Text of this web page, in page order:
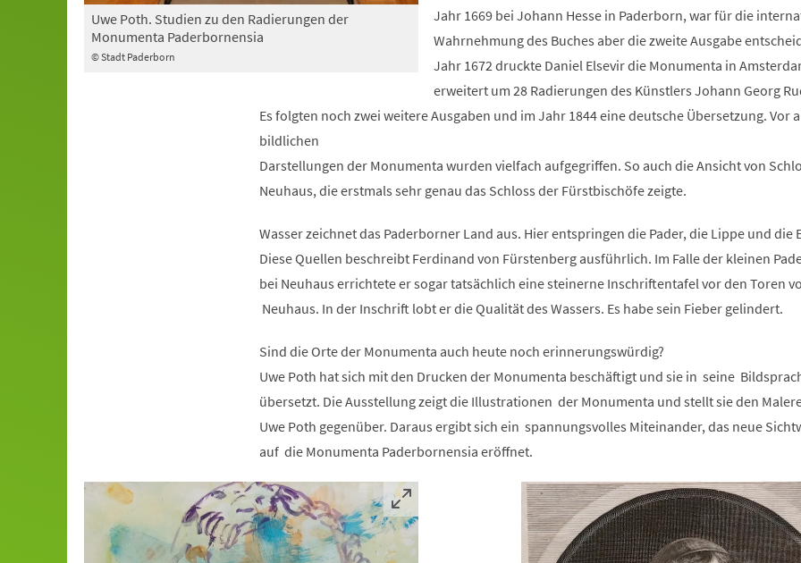
© Stadt Paderborn
Uwe Poth. Studien zu den Radierungen der
Monumenta Paderbornensia
Jahr 1669 bei Johann Hesse in Paderborn, war für die
Wahrnehmung des Buches aber die zweite Ausgabe
Jahr 1672 druckte Daniel Elsevir die Monumenta in
erweitert um 28 Radierungen des Künstlers Johann Georg
Es folgten noch zwei weitere Ausgaben und im Jahr 1844 eine deutsche Übersetzung. Vor
bildlichen
Darstellungen der Monumenta wurden vielfach aufgegriffen. So auch die Ansicht von
Neuhaus, die erstmals sehr genau das Schloss der Fürstbischöfe zeigte.
Wasser zeichnet das Paderborner Land aus. Hier entspringen die Pader, die Lippe und die
Diese Quellen beschreibt Ferdinand von Fürstenberg ausführlich. Im Falle der kleinen
bei Neuhaus errichtete er sogar tatsächlich eine steinerne Inschriftentafel vor den Toren
Neuhaus. In der Inschrift lobt er die Qualität des Wassers. Es habe sein Fieber gelindert.
Sind die Orte der Monumenta auch heute noch erinnerungswürdig?
Uwe Poth hat sich mit den Drucken der Monumenta beschäftigt und sie in seine
übersetzt. Die Ausstellung zeigt die Illustrationen der Monumenta und stellt sie den
Uwe Poth gegenüber. Daraus ergibt sich ein spannungsvolles Miteinander, das neue
auf die Monumenta Paderbornensia eröffnet.